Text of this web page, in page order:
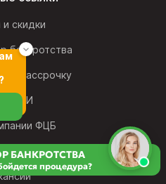
и скидки
банкротства
в рассрочку
СМИ
ФЦБ
БАНКРОТСТВА
процедура?